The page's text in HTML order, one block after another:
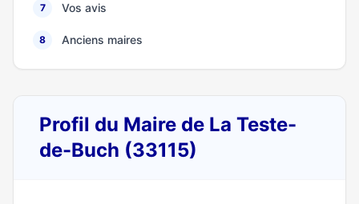
7 Vos avis
8 Anciens maires
Profil du Maire de La Teste-
de-Buch (33115)